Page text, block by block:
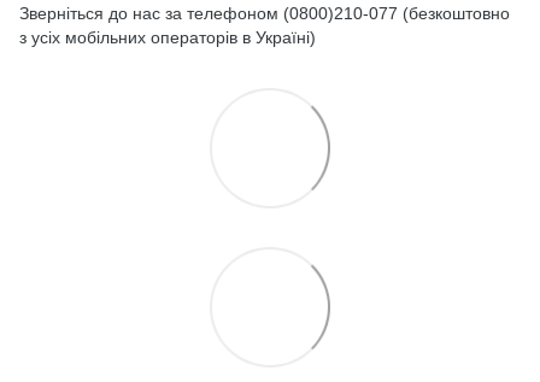
Зверніться до нас за телефоном (0800)210-077 (безкоштовно
з усіх мобільних операторів в Україні)